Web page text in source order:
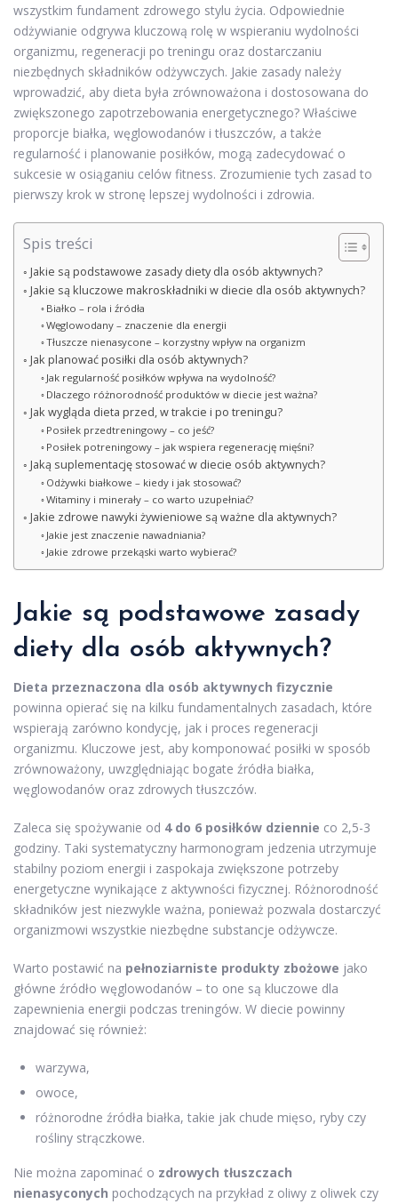
wszystkim fundament zdrowego stylu życia. Odpowiednie
odżywianie odgrywa kluczową rolę w wspieraniu wydolności
organizmu, regeneracji po treningu oraz dostarczaniu
niezbędnych składników odżywczych. Jakie zasady należy
wprowadzić, aby dieta była zrównoważona i dostosowana do
zwiększonego zapotrzebowania energetycznego? Właściwe
proporcje białka, węglowodanów i tłuszczów, a także
regularność i planowanie posiłków, mogą zadecydować o
sukcesie w osiąganiu celów fitness. Zrozumienie tych zasad to
pierwszy krok w stronę lepszej wydolności i zdrowia.
Spis treści
Jakie są podstawowe zasady diety dla osób aktywnych?
Jakie są kluczowe makroskładniki w diecie dla osób aktywnych?
Białko – rola i źródła
Węglowodany – znaczenie dla energii
Tłuszcze nienasycone – korzystny wpływ na organizm
Jak planować posiłki dla osób aktywnych?
Jak regularność posiłków wpływa na wydolność?
Dlaczego różnorodność produktów w diecie jest ważna?
Jak wygląda dieta przed, w trakcie i po treningu?
Posiłek przedtreningowy – co jeść?
Posiłek potreningowy – jak wspiera regenerację mięśni?
Jaką suplementację stosować w diecie osób aktywnych?
Odżywki białkowe – kiedy i jak stosować?
Witaminy i minerały – co warto uzupełniać?
Jakie zdrowe nawyki żywieniowe są ważne dla aktywnych?
Jakie jest znaczenie nawadniania?
Jakie zdrowe przekąski warto wybierać?
Jakie są podstawowe zasady
diety dla osób aktywnych?
Dieta przeznaczona dla osób aktywnych fizycznie
powinna opierać się na kilku fundamentalnych zasadach, które
wspierają zarówno kondycję, jak i proces regeneracji
organizmu. Kluczowe jest, aby komponować posiłki w sposób
zrównoważony, uwzględniając bogate źródła białka,
węglowodanów oraz zdrowych tłuszczów.
Zaleca się spożywanie od 4 do 6 posiłków dziennie co 2,5-3
godziny. Taki systematyczny harmonogram jedzenia utrzymuje
stabilny poziom energii i zaspokaja zwiększone potrzeby
energetyczne wynikające z aktywności fizycznej. Różnorodność
składników jest niezwykle ważna, ponieważ pozwala dostarczyć
organizmowi wszystkie niezbędne substancje odżywcze.
Warto postawić na pełnoziarniste produkty zbożowe jako
główne źródło węglowodanów – to one są kluczowe dla
zapewnienia energii podczas treningów. W diecie powinny
znajdować się również:
warzywa,
owoce,
różnorodne źródła białka, takie jak chude mięso, ryby czy
rośliny strączkowe.
Nie można zapominać o zdrowych tłuszczach
nienasyconych pochodzących na przykład z oliwy z oliwek czy